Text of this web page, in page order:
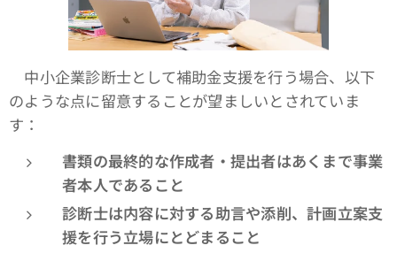
中小企業診断士として補助金支援を行う場合、以下
のような点に留意することが望ましいとされていま
す：
書類の最終的な作成者・提出者はあくまで事業
者本人であること
診断士は内容に対する助言や添削、計画立案支
援を行う立場にとどまること